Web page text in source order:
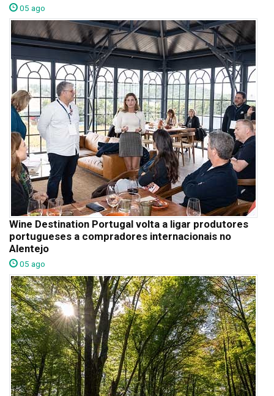
05 ago
Wine Destination Portugal volta a ligar produtores
portugueses a compradores internacionais no
Alentejo
05 ago